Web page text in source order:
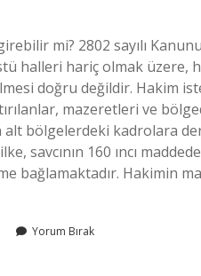
mi? 2802 sayılı
halleri hariç olmak üzere,
doğru değildir. Hakim
mazeretleri ve
bölgelerdeki kadrolara
savcının 160 ıncı
bağlamaktadır. Hakimin
Yorum Bırak